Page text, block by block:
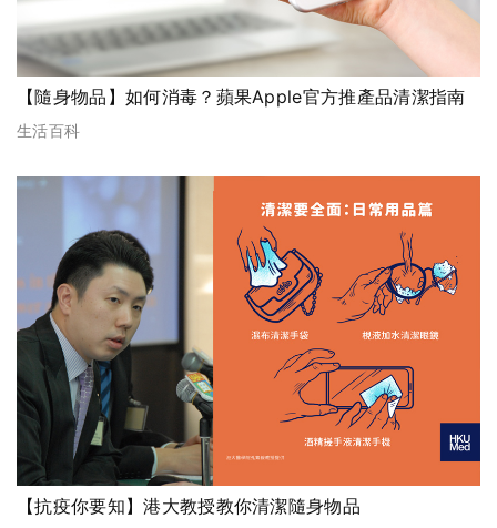
【隨身物品】如何消毒？蘋果Apple官方推產品清潔指南
生活百科
【抗疫你要知】港大教授教你清潔隨身物品